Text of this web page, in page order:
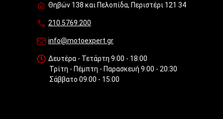
Θηβών 138 και Πελοπίδα, Περιστέρι 121 34
210.5769.200
info@motoexpert.gr
Δευτέρα - Τετάρτη 9:00 - 18:00
Τρίτη - Πέμπτη - Παρασκευή 9:00 - 20:30
Σάββατο 09:00 - 15:00